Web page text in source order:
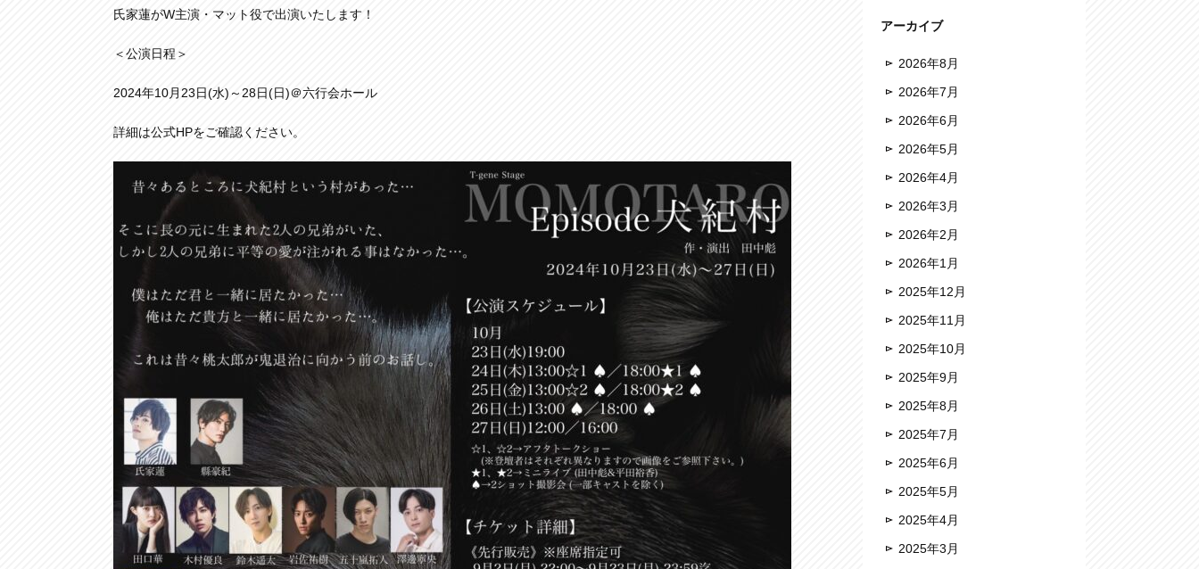
氏家蓮がW主演・マット役で出演いたします！
＜公演日程＞
2024年10月23日(水)～28日(日)＠六行会ホール
詳細は公式HPをご確認ください。
アーカイブ
2026年8月
2026年7月
2026年6月
2026年5月
2026年4月
2026年3月
2026年2月
2026年1月
2025年12月
2025年11月
2025年10月
2025年9月
2025年8月
2025年7月
2025年6月
2025年5月
2025年4月
2025年3月